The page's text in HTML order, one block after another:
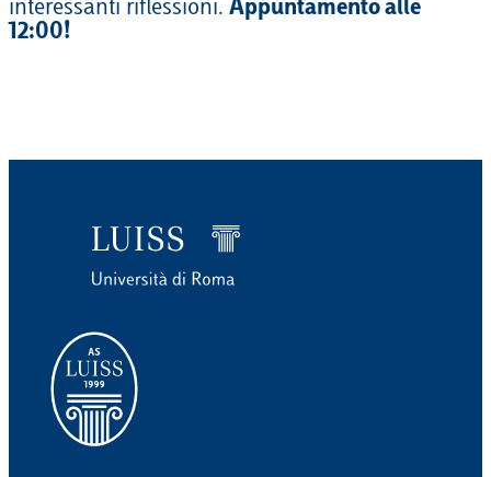
interessanti riflessioni. Appuntamento alle
12:00!